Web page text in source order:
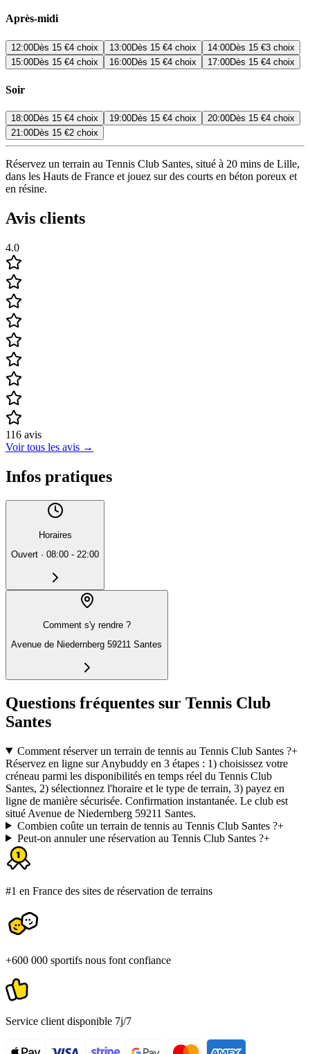
Après-midi
12:00Dès 15 €4 choix 13:00Dès 15 €4 choix 14:00Dès 15 €3 choix
15:00Dès 15 €4 choix 16:00Dès 15 €4 choix 17:00Dès 15 €4 choix
Soir
18:00Dès 15 €4 choix 19:00Dès 15 €4 choix 20:00Dès 15 €4 choix
21:00Dès 15 €2 choix
Réservez un terrain au Tennis Club Santes, situé à 20 mins de Lille,
dans les Hauts de France et jouez sur des courts en béton poreux et
en résine.
Avis clients
4.0
116 avis
Voir tous les avis →
Infos pratiques
Horaires
Ouvert · 08:00 - 22:00
Comment s'y rendre ?
Avenue de Niedernberg 59211 Santes
Questions fréquentes sur Tennis Club
Santes
Comment réserver un terrain de tennis au Tennis Club Santes ?+
Réservez en ligne sur Anybuddy en 3 étapes : 1) choisissez votre
créneau parmi les disponibilités en temps réel du Tennis Club
Santes, 2) sélectionnez l'horaire et le type de terrain, 3) payez en
ligne de manière sécurisée. Confirmation instantanée. Le club est
situé Avenue de Niedernberg 59211 Santes.
Combien coûte un terrain de tennis au Tennis Club Santes ?+
Peut-on annuler une réservation au Tennis Club Santes ?+
#1 en France des sites de réservation de terrains
+600 000 sportifs nous font confiance
Service client disponible 7j/7